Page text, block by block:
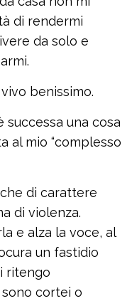
di rendermi
da solo e
benissimo.
successa una cosa
al mio “complesso
di carattere
di violenza.
e alza la voce, al
un fastidio
ritengo
cortei o